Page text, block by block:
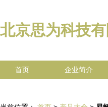
北京思为科技有
首页 企业简介